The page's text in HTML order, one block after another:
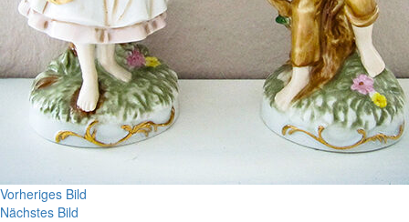
Vorheriges Bild
Nächstes Bild